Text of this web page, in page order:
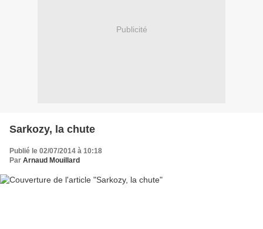
Publicité
Sarkozy, la chute
Publié le 02/07/2014 à 10:18
Par Arnaud Mouillard